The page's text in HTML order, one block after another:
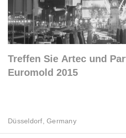
Treffen Sie Artec und
Euromold 2015
Düsseldorf, Germany